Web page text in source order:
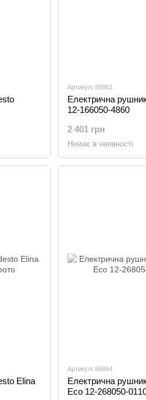
Артикул: 85861
Електрична
12-166050-4860
2 401 грн
Немає в наявності
Elina
Артикул: 85864
Електрична
Eco 12-268050-